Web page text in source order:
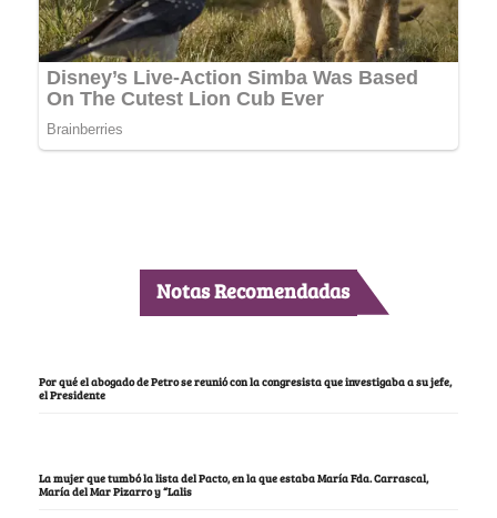
Notas Recomendadas
Por qué el abogado de Petro se reunió con la congresista que investigaba a su jefe,
el Presidente
La mujer que tumbó la lista del Pacto, en la que estaba María Fda. Carrascal,
María del Mar Pizarro y “Lalis